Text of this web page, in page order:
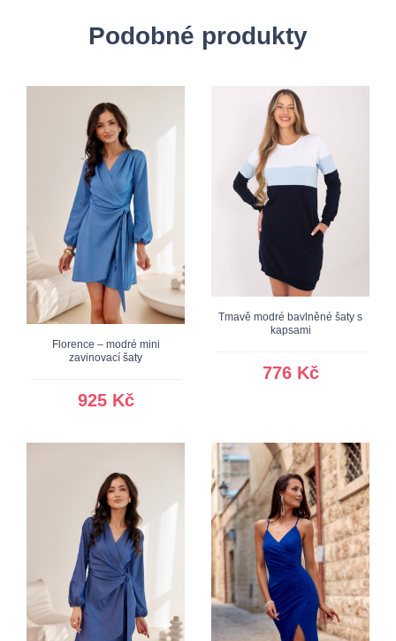
Podobné produkty
Florence – modré mini
zavinovací šaty
925 Kč
Tmavě modré bavlněné šaty s
kapsami
776 Kč